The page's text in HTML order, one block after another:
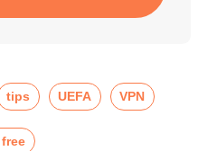
tips UEFA VPN
free